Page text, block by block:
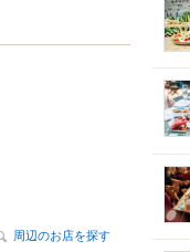
周辺のお店を探す